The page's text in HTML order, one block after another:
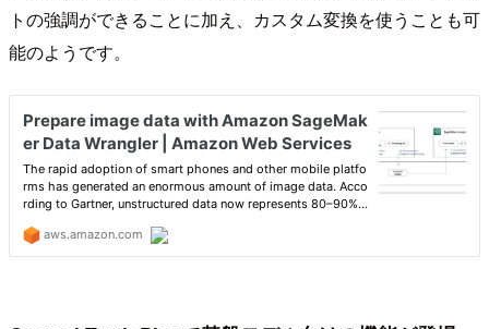
トの強調ができることに加え、カスタム変換を使うことも可
能のようです。